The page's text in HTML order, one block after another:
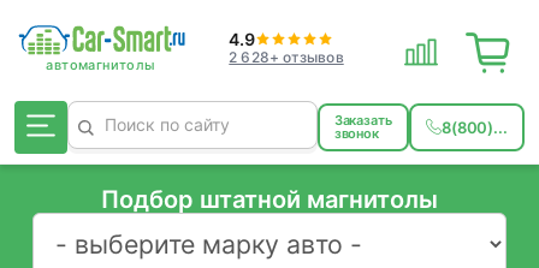
4.9
2 628+ отзывов
Заказать
звонок 8(800)...
Подбор штатной магнитолы